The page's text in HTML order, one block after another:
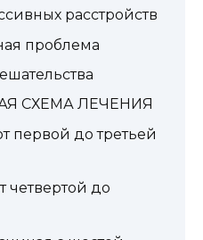
расстройств
проблема
СХЕМА ЛЕЧЕНИЯ
первой до третьей
четвертой до